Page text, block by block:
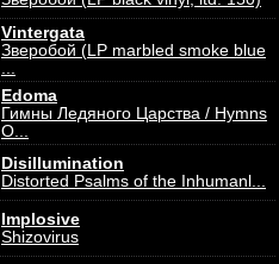
Vintergata
Зверобой (LP marbled smoke blue
...
Edoma
Гимны Ледяного Царства / Hymns
O...
Disillumination
Distorted Psalms of the Inhumanl...
Implosive
Shizovirus